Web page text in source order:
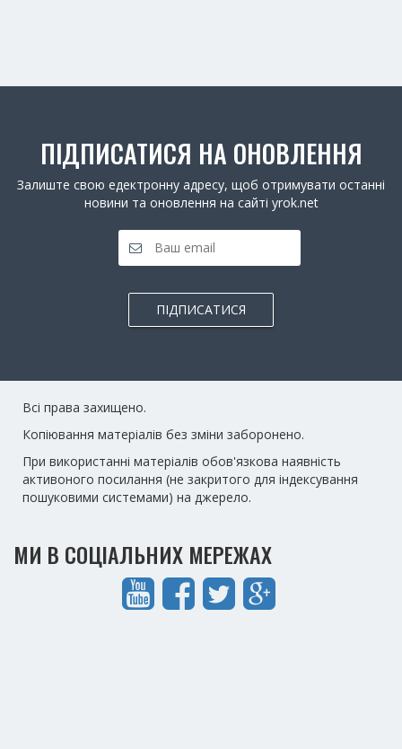
ПІДПИСАТИСЯ НА ОНОВЛЕННЯ
Залиште свою едектронну адресу, щоб отримувати останні
новини та оновлення на сайті yrok.net
ПІДПИСАТИСЯ
Всі права захищено.
Копіювання матеріалів без зміни заборонено.
При використанні матеріалів обов'язкова наявність
активоного посилання (не закритого для індексування
пошуковими системами) на джерело.
МИ В СОЦІАЛЬНИХ МЕРЕЖАХ